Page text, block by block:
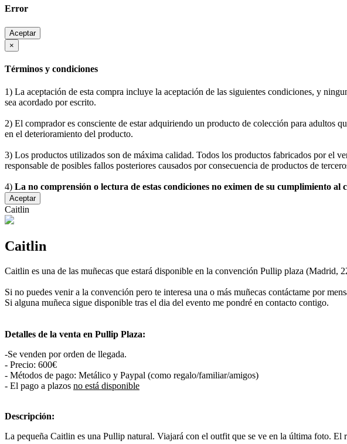
Error
Aceptar
×
Términos y condiciones
1) La aceptación de esta compra incluye la aceptación de las siguientes condiciones, y
sea acordado por escrito.
2) El comprador es consciente de estar adquiriendo un producto de colección para adultos
en el deterioramiento del producto.
3) Los productos utilizados son de máxima calidad. Todos los productos fabricados por el
responsable de posibles fallos posteriores causados por consecuencia de productos de
4) La no comprensión o lectura de estas condiciones no eximen de su cumplimiento al
Aceptar
Caitlin
Caitlin
Caitlin es una de las muñecas que estará disponible en la convención Pullip plaza (Madrid,
Si no puedes venir a la convención pero te interesa una o más muñecas contáctame por
Si alguna muñeca sigue disponible tras el dia del evento me pondré en contacto contigo.
Detalles de la venta en Pullip Plaza:
-Se venden por orden de llegada.
- Precio: 600€
- Métodos de pago: Metálico y Paypal (como regalo/familiar/amigos)
- El pago a plazos no está disponible
Descripción:
La pequeña Caitlin es una Pullip natural. Viajará con el outfit que se ve en la última foto. El